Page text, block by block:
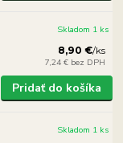
8,90 €/ks
7,24 € bez DPH
Skladom 1 ks
Pridať do košíka
Skladom 1 ks